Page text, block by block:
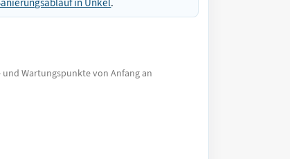
Wartungspunkte von Anfang an